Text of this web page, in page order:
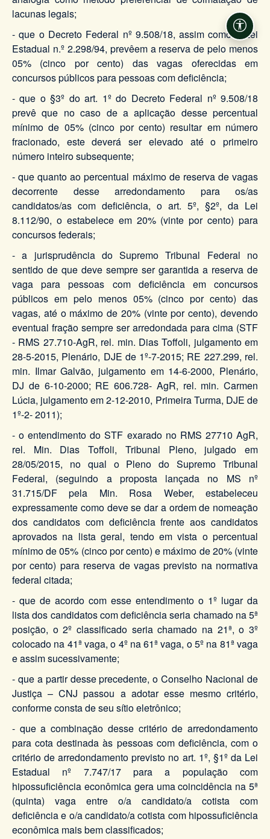
lacunas legais;
- que o Decreto Federal nº 9.508/18, assim como a Lei
Estadual n.º 2.298/94, prevêem a reserva de pelo menos
05% (cinco por cento) das vagas oferecidas em
concursos públicos para pessoas com deficiência;
- que o §3º do art. 1º do Decreto Federal nº 9.508/18
prevê que no caso de a aplicação desse percentual
mínimo de 05% (cinco por cento) resultar em número
fracionado, este deverá ser elevado até o primeiro
número inteiro subsequente;
- que quanto ao percentual máximo de reserva de vagas
decorrente desse arredondamento para os/as
candidatos/as com deficiência, o art. 5º, §2º, da Lei
8.112/90, o estabelece em 20% (vinte por cento) para
concursos federais;
- a jurisprudência do Supremo Tribunal Federal no
sentido de que deve sempre ser garantida a reserva de
vaga para pessoas com deficiência em concursos
públicos em pelo menos 05% (cinco por cento) das
vagas, até o máximo de 20% (vinte por cento), devendo
eventual fração sempre ser arredondada para cima (STF
- RMS 27.710-AgR, rel. min. Dias Toffoli, julgamento em
28-5-2015, Plenário, DJE de 1º-7-2015; RE 227.299, rel.
min. Ilmar Galvão, julgamento em 14-6-2000, Plenário,
DJ de 6-10-2000; RE 606.728- AgR, rel. min. Carmen
Lúcia, julgamento em 2-12-2010, Primeira Turma, DJE de
1º-2- 2011);
- o entendimento do STF exarado no RMS 27710 AgR,
rel. Min. Dias Toffoli, Tribunal Pleno, julgado em
28/05/2015, no qual o Pleno do Supremo Tribunal
Federal, (seguindo a proposta lançada no MS nº
31.715/DF pela Min. Rosa Weber, estabeleceu
expressamente como deve se dar a ordem de nomeação
dos candidatos com deficiência frente aos candidatos
aprovados na lista geral, tendo em vista o percentual
mínimo de 05% (cinco por cento) e máximo de 20% (vinte
por cento) para reserva de vagas previsto na normativa
federal citada;
- que de acordo com esse entendimento o 1º lugar da
lista dos candidatos com deficiência seria chamado na 5ª
posição, o 2º classificado seria chamado na 21ª, o 3º
colocado na 41ª vaga, o 4º na 61ª vaga, o 5º na 81ª vaga
e assim sucessivamente;
- que a partir desse precedente, o Conselho Nacional de
Justiça – CNJ passou a adotar esse mesmo critério,
conforme consta de seu sítio eletrônico;
- que a combinação desse critério de arredondamento
para cota destinada às pessoas com deficiência, com o
critério de arredondamento previsto no art. 1º, §1º da Lei
Estadual nº 7.747/17 para a população com
hipossuficiência econômica gera uma coincidência na 5ª
(quinta) vaga entre o/a candidato/a cotista com
deficiência e o/a candidato/a cotista com hipossuficiência
econômica mais bem classificados;